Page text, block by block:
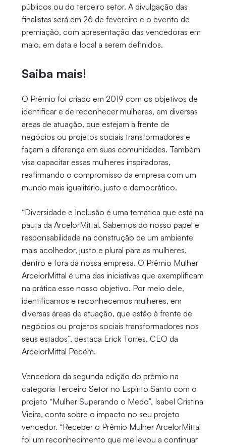
públicos ou do terceiro setor. A divulgação das
finalistas será em 26 de fevereiro e o evento de
premiação, com apresentação das vencedoras em
maio, em data e local a serem definidos.
Saiba mais!
O Prêmio foi criado em 2019 com os objetivos de
identificar e de reconhecer mulheres, em diversas
áreas de atuação, que estejam à frente de
negócios ou projetos sociais transformadores e
façam a diferença em suas comunidades. Também
visa capacitar essas mulheres inspiradoras,
reafirmando o compromisso da empresa com um
mundo mais igualitário, justo e democrático.
“Diversidade e Inclusão é uma temática que está na
pauta da ArcelorMittal. Sabemos do nosso papel e
responsabilidade na construção de um ambiente
mais acolhedor, justo e plural para as mulheres,
dentro e fora da nossa empresa. O Prêmio Mulher
ArcelorMittal é uma das iniciativas que exemplificam
na prática esse nosso objetivo. Por meio dele,
identificamos e reconhecemos mulheres, em
diversas áreas de atuação, que estão à frente de
negócios ou projetos sociais transformadores nos
seus estados”, destaca Erick Torres, CEO da
ArcelorMittal Pecém.
Vencedora da segunda edição do prêmio na
categoria Terceiro Setor no Espírito Santo com o
projeto “Mulher Superando o Medo”, Isabel Cristina
Vieira, conta sobre o impacto no seu projeto
vencedor. “Receber o Prêmio Mulher ArcelorMittal
foi um reconhecimento que me levou a continuar